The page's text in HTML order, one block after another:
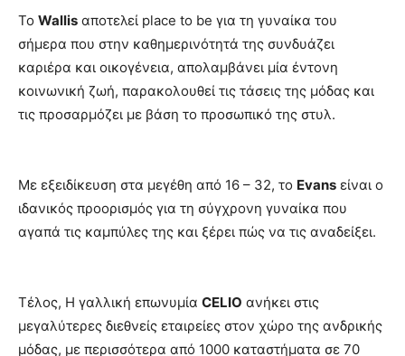
Το Wallis αποτελεί place to be για τη γυναίκα του
σήμερα που στην καθημερινότητά της συνδυάζει
καριέρα και οικογένεια, απολαμβάνει μία έντονη
κοινωνική ζωή, παρακολουθεί τις τάσεις της μόδας και
τις προσαρμόζει με βάση το προσωπικό της στυλ.
Με εξειδίκευση στα μεγέθη από 16 – 32, το Evans είναι ο
ιδανικός προορισμός για τη σύγχρονη γυναίκα που
αγαπά τις καμπύλες της και ξέρει πώς να τις αναδείξει.
Τέλος, Η γαλλική επωνυμία CELIO ανήκει στις
μεγαλύτερες διεθνείς εταιρείες στον χώρο της ανδρικής
μόδας, με περισσότερα από 1000 καταστήματα σε 70